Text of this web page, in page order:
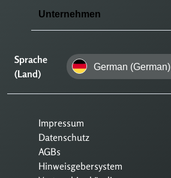
Unternehmen
Sprache
(Land)
German (German)
Impressum
Datenschutz
AGBs
Hinweisgebersystem